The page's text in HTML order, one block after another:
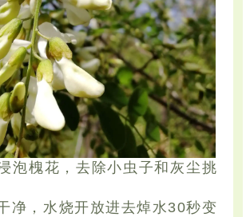
泡槐花，去除小虫子和灰尘挑
净，水烧开放进去焯水30秒变